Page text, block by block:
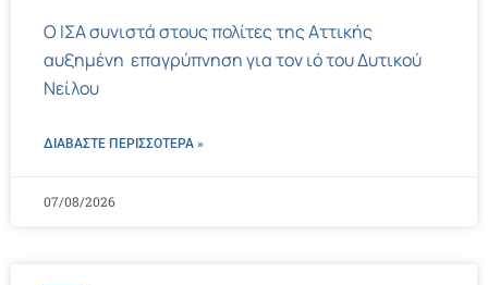
Ο ΙΣΑ συνιστά στους πολίτες της Αττικής
αυξημένη επαγρύπνηση για τον ιό του Δυτικού
Νείλου
ΔΙΑΒΑΣΤΕ ΠΕΡΙΣΣΌΤΕΡΑ »
07/08/2026